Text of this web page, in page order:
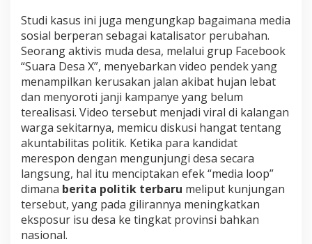
Studi kasus ini juga mengungkap bagaimana media
sosial berperan sebagai katalisator perubahan.
Seorang aktivis muda desa, melalui grup Facebook
“Suara Desa X”, menyebarkan video pendek yang
menampilkan kerusakan jalan akibat hujan lebat
dan menyoroti janji kampanye yang belum
terealisasi. Video tersebut menjadi viral di kalangan
warga sekitarnya, memicu diskusi hangat tentang
akuntabilitas politik. Ketika para kandidat
merespon dengan mengunjungi desa secara
langsung, hal itu menciptakan efek “media loop”
dimana berita politik terbaru meliput kunjungan
tersebut, yang pada gilirannya meningkatkan
eksposur isu desa ke tingkat provinsi bahkan
nasional.